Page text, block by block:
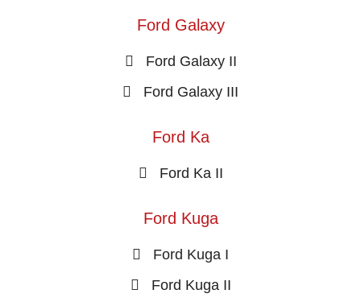
Ford Galaxy
Ford Galaxy II
Ford Galaxy III
Ford Ka
Ford Ka II
Ford Kuga
Ford Kuga I
Ford Kuga II